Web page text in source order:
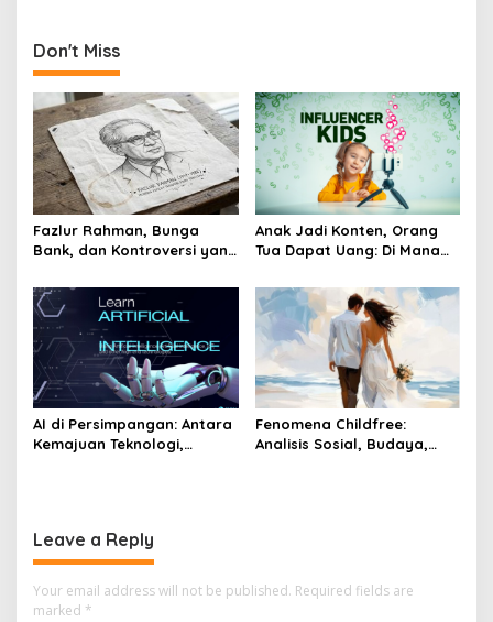
i
o
n
Don't Miss
Fazlur Rahman, Bunga
Bank, dan Kontroversi yang
Anak Jadi Konten, Orang
Tua Dapat Uang: Di Mana
AI di Persimpangan: Antara
Kemajuan Teknologi,
Fenomena Childfree:
Analisis Sosial, Budaya,
Leave a Reply
Your email address will not be published. Required fields are
marked *